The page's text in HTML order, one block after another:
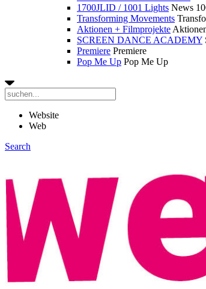
1700JLID / 1001 Lights News
Transforming Movements
Aktionen + Filmprojekte
SCREEN DANCE ACADEMY
Premiere Premiere
Pop Me Up Pop Me Up
Website
Web
Search